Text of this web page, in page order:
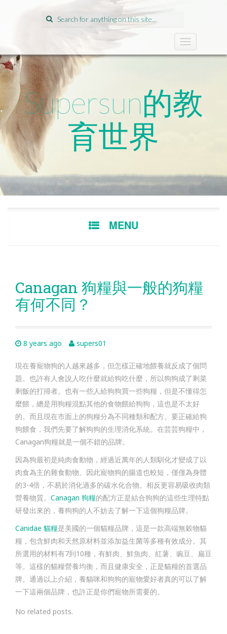
Search
for:
T
o
e
n
a
i
n
Supersun的教
育世界
MENU
Canagan 狗糧與一般的狗糧
有何不同？
8 years ago supers01
現在養寵物狗的人越來越多，但怎樣正確地餵養就反成了個問
題。也許有人會說人吃什麼就給狗吃什麼，所以狗狗成了剩菜
剩飯的打掃者。也有一些人給狗狗買一些狗糧，但是不懂得怎
麼餵，總是用狗糧混點其他的食物餵給狗狗，這也是不太好
的。而且現在市面上的狗糧分為不同種類和配方。要正確給狗
狗餵食，我們先要了解狗狗的生理消化系統。在芸芸狗糧中，
Canagan狗糧就是一個不錯的品牌。
因為狗最初是純肉食動物，經過近萬年的人類馴化才變成了以
肉食為主的雜食動物。因此寵物狗的腸道也較短，僅僅為身體
的3-4倍，不易於消化過多的碳水化合物。相反更容易吸收肉類
營養物質。 Canagan 狗糧的配方正是結合狗狗的這些生理特點
研發出來的，養狗狗的人不妨去了解一下這個狗糧品牌。
Canidae 貓糧是美國的一個貓糧品牌，這是一款高端無穀物貓
糧，包含鮮肉和天然原材料並添加益生菌等多種有效成分。其
所選用的材料有7到10種，有鮮肉、鮮魚肉、紅薯、豌豆、扁豆
等。這樣的貓糧營養均衡，而且健康安全，正是貓糧的首選品
牌。通過以上介紹，養貓咪和狗狗的寵物愛好者真的可以了解
一下這兩個品牌，也許正是你們寵物所需要的。
No related posts.